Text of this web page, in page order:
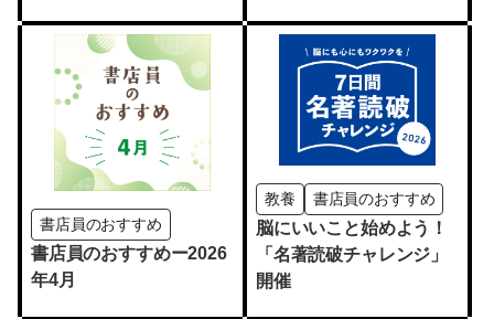
書店員のおすすめ
書店員のおすすめー2026
年4月
教養 書店員のおすすめ
脳にいいこと始めよう！
「名著読破チャレンジ」
開催